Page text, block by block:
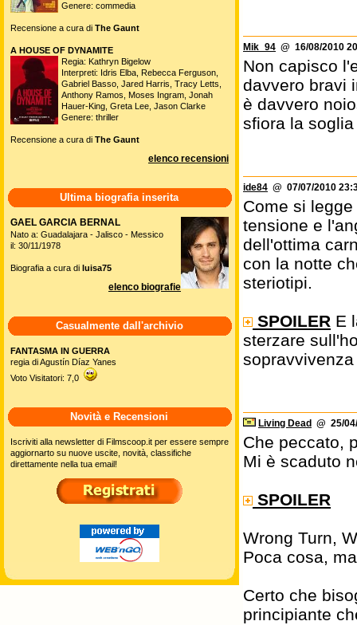
Mik_94 @ 16/08/2010
Non capisco
davvero bravi
è davvero
sfiora la
ide84 @ 07/07/2010
Come si
tensione e
dell'ottima
con la notte
steriotipi.
SPOILER E
sterzare
Living Dead @ 25/
Che peccato,
Mi è scaduto
SPOILER
Wrong Turn,
Poca cosa,
Certo che
principiante
Genere: commedia
Recensione a cura di The Gaunt
A HOUSE OF DYNAMITE
Regia: Kathryn Bigelow
Interpreti: Idris Elba, Rebecca Ferguson,
Gabriel Basso, Jared Harris, Tracy Letts,
Anthony Ramos, Moses Ingram, Jonah
Hauer-King, Greta Lee, Jason Clarke
Genere: thriller
Recensione a cura di The Gaunt
elenco recensioni
Ultima biografia inserita
GAEL GARCIA BERNAL
Nato a: Guadalajara - Jalisco - Messico
il: 30/11/1978
Biografia a cura di luisa75
elenco biografie
Casualmente dall'archivio
FANTASMA IN GUERRA
regia di Agustín Díaz Yanes
Voto Visitatori: 7,0
Novità e Recensioni
Iscriviti alla newsletter di Filmscoop.it per essere sempre
aggiornarto su nuove uscite, novità, classifiche
direttamente nella tua email!